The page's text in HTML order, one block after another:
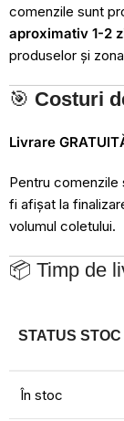
comenzile sunt
aproximativ 1-2
produselor și
🎯 Costuri
Livrare
Pentru comenzile
fi afișat la
volumul coletului.
📦 Timp de
STATUS STOC
În stoc